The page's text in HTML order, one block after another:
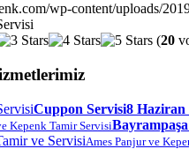
wp-content/uploads/
(20
Cuppon Servisi8 Haziran
Kepenk Tamir Servisi
Ames Panjur ve